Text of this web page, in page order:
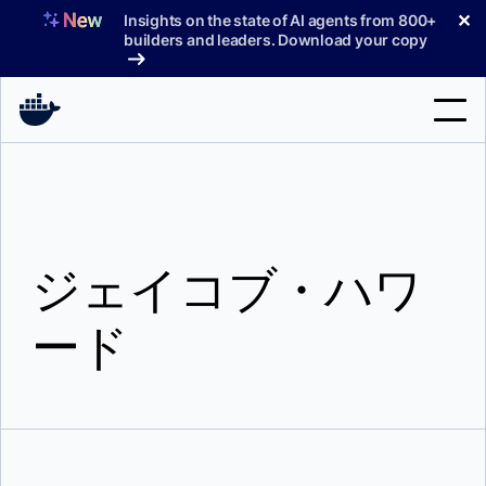
へ
Insights on the state of AI agents from 800+
builders and leaders. Download your copy
✕
料金プラン
ジェイコブ・ハワ
ード